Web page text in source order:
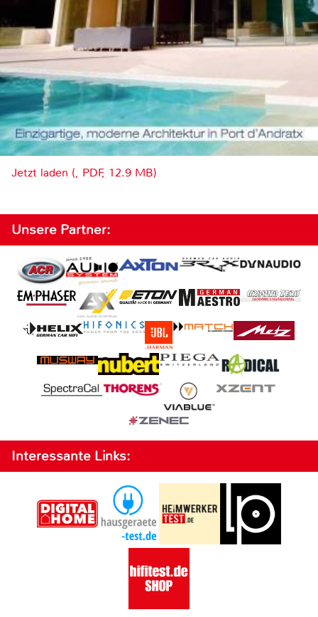
Jetzt laden (, PDF, 12.9 MB)
Unsere Partner:
Interessante Links: